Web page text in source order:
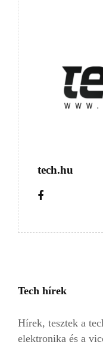
tech.hu
Tech hírek
Hírek, tesztek a
elektronika és a